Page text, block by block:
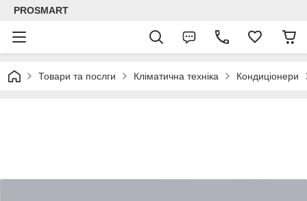
PROSMART
Товари та послги Кліматична техніка Кондиціонери